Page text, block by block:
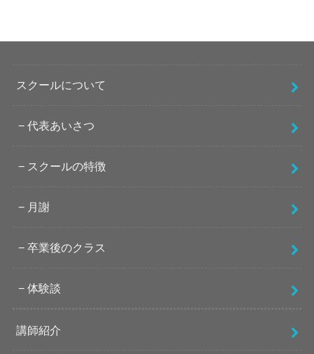
スクールについて
代表あいさつ
スクールの特徴
月謝
卒業後のクラス
体験談
講師紹介